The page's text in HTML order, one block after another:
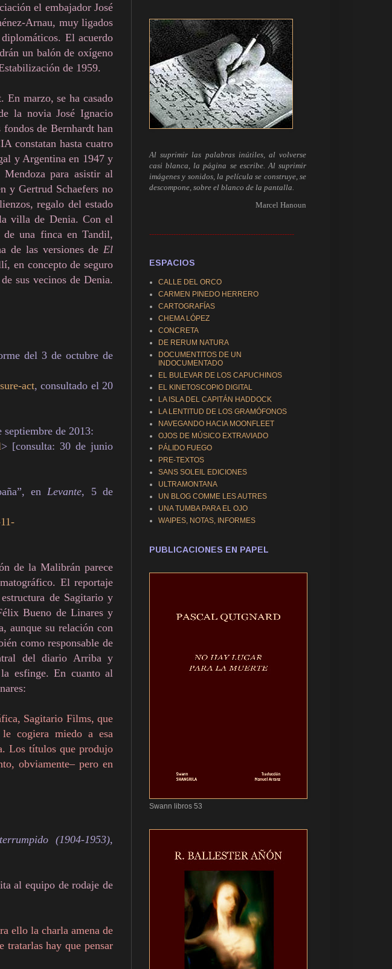
el embajador José
Arnau, muy ligados
El acuerdo
un balón de oxígeno
de 1959.
En marzo, se ha casado
la novia José Ignacio
fondos de Bernhardt han
constatan hasta cuatro
y Argentina en 1947 y
para asistir al
y Gertrud Schaefers no
regalo del estado
villa de Denia. Con el
una finca en Tandil,
de las versiones de El
en concepto de seguro
sus vecinos de Denia.
del 3 de octubre de
act, consultado el 20
septiembre de 2013:
> [consulta: 30 de junio
en Levante, 5 de
de la Malibrán parece
El reportaje
de Sagitario y
Bueno de Linares y
aunque su relación con
como responsable de
del diario Arriba y
esfinge. En cuanto al
Sagitario Films, que
cogiera miedo a esa
Los títulos que produjo
obviamente– pero en
(1904-1953),
al equipo de rodaje de
ello la charla amena de
tratarlas hay que pensar
Al suprimir las palabras inútiles, al volverse
casi blanca, la página se escribe. Al suprimir
imágenes y sonidos, la película se construye, se
descompone, sobre el blanco de la pantalla.
Marcel Hanoun
------------------------------------------------------------
ESPACIOS
CALLE DEL ORCO
CARMEN PINEDO HERRERO
CARTOGRAFÍAS
CHEMA LÓPEZ
CONCRETA
DE RERUM NATURA
DOCUMENTITOS DE UN
INDOCUMENTADO
EL BULEVAR DE LOS CAPUCHINOS
EL KINETOSCOPIO DIGITAL
LA ISLA DEL CAPITÁN HADDOCK
LA LENTITUD DE LOS GRAMÓFONOS
NAVEGANDO HACIA MOONFLEET
OJOS DE MÚSICO EXTRAVIADO
PÁLIDO FUEGO
PRE-TEXTOS
SANS SOLEIL EDICIONES
ULTRAMONTANA
UN BLOG COMME LES AUTRES
UNA TUMBA PARA EL OJO
WAIPES, NOTAS, INFORMES
PUBLICACIONES EN PAPEL
Swann libros 53